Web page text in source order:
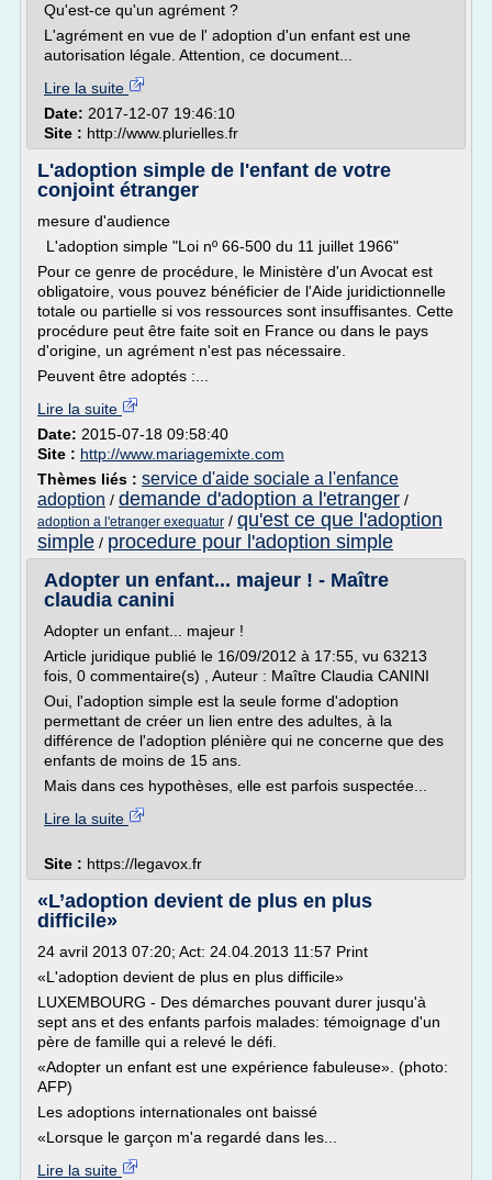
Qu'est-ce qu'un agrément ?
L'agrément en vue de l' adoption d'un enfant est une
autorisation légale. Attention, ce document...
Lire la suite
Date: 2017-12-07 19:46:10
Site : http://www.plurielles.fr
L'adoption simple de l'enfant de votre
conjoint étranger
mesure d'audience
L'adoption simple "Loi nº 66-500 du 11 juillet 1966"
Pour ce genre de procédure, le Ministère d'un Avocat est
obligatoire, vous pouvez bénéficier de l'Aide juridictionnelle
totale ou partielle si vos ressources sont insuffisantes. Cette
procédure peut être faite soit en France ou dans le pays
d'origine, un agrément n'est pas nécessaire.
Peuvent être adoptés :...
Lire la suite
Date: 2015-07-18 09:58:40
Site : http://www.mariagemixte.com
Thèmes liés : service d'aide sociale a l'enfance
adoption / demande d'adoption a l'etranger /
adoption a l'etranger exequatur / qu'est ce que l'adoption
simple / procedure pour l'adoption simple
Adopter un enfant... majeur ! - Maître
claudia canini
Adopter un enfant... majeur !
Article juridique publié le 16/09/2012 à 17:55, vu 63213
fois, 0 commentaire(s) , Auteur : Maître Claudia CANINI
Oui, l'adoption simple est la seule forme d'adoption
permettant de créer un lien entre des adultes, à la
différence de l'adoption plénière qui ne concerne que des
enfants de moins de 15 ans.
Mais dans ces hypothèses, elle est parfois suspectée...
Lire la suite
Site : https://legavox.fr
«L’adoption devient de plus en plus
difficile»
24 avril 2013 07:20; Act: 24.04.2013 11:57 Print
«L'adoption devient de plus en plus difficile»
LUXEMBOURG - Des démarches pouvant durer jusqu'à
sept ans et des enfants parfois malades: témoignage d'un
père de famille qui a relevé le défi.
«Adopter un enfant est une expérience fabuleuse». (photo:
AFP)
Les adoptions internationales ont baissé
«Lorsque le garçon m'a regardé dans les...
Lire la suite